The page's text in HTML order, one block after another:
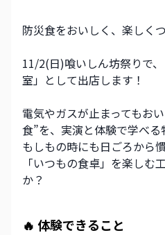
防災食をおいしく、楽しく
11/2(日)喰いしん坊祭りで
室」として出店します！
電気やガスが止まってもお
食”を、実演と体験で学べる
もしもの時にも日ごろから
「いつもの食卓」を楽しむ
か？
🔥 体験できること